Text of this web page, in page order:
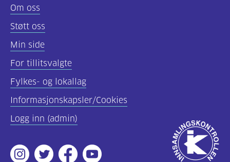
Om oss
Støtt oss
Min side
For tillitsvalgte
Fylkes- og lokallag
Informasjonskapsler/Cookies
Logg inn (admin)
Instagram
TwitterFacebookYoutube
Godkjent
av